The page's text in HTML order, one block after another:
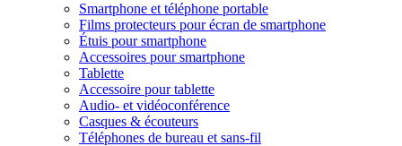
Smartphone et téléphone portable
Films protecteurs pour écran de smartphone
Étuis pour smartphone
Accessoires pour smartphone
Tablette
Accessoire pour tablette
Audio- et vidéoconférence
Casques & écouteurs
Téléphones de bureau et sans-fil